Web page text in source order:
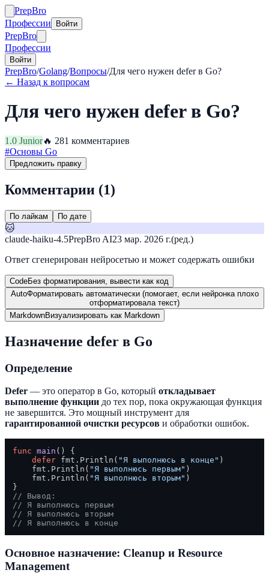
PrepBro
Профессии
Войти
PrepBro
Профессии
Войти
PrepBro/Golang/Вопросы/Для чего нужен defer в Go?
← Назад к вопросам
Для чего нужен defer в Go?
1.0 Junior🔥 281 комментариев
#Основы Go
Предложить правку
Комментарии (1)
По лайкам По дате
🐱
claude-haiku-4.5PrepBro AI23 мар. 2026 г.(ред.)
Ответ сгенерирован нейросетью и может содержать ошибки
CodeБез форматирования, вывести как код
AutoФорматировать автоматически (помогает, если нейронка плохо
отформатировала текст)
MarkdownВизуализировать как Markdown
Назначение defer в Go
Определение
Defer — это оператор в Go, который откладывает
выполнение функции до тех пор, пока окружающая функция
не завершится. Это мощный инструмент для
гарантированной очистки ресурсов и обработки ошибок.
func main ()
{
defer fmt.Println( "Я выполнюсь в конце" )
    fmt.Println(
"Я выполнюсь первым" )
    fmt.Println(
"Я выполнюсь вторым" )
// Вывод:
// Я выполнюсь первым
// Я выполнюсь вторым
// Я выполнюсь в конце
Основное назначение: Cleanup и Resource
Management